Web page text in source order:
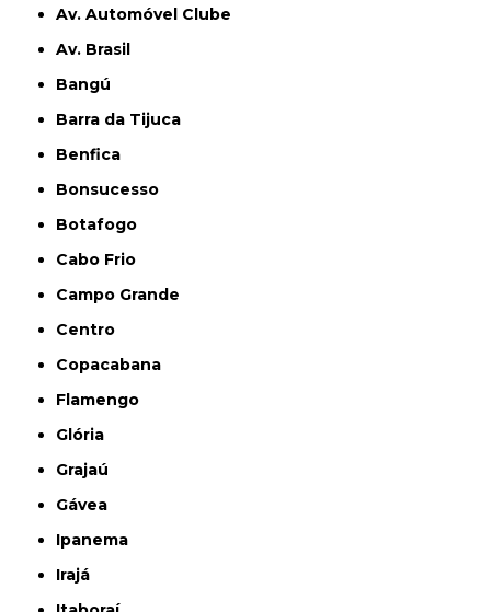
Av. Automóvel Clube
Av. Brasil
Bangú
Barra da Tijuca
Benfica
Bonsucesso
Botafogo
Cabo Frio
Campo Grande
Centro
Copacabana
Flamengo
Glória
Grajaú
Gávea
Ipanema
Irajá